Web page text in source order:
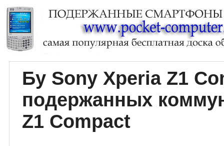
Бу Sony Xperia Z1
подержанных
Z1 Compact